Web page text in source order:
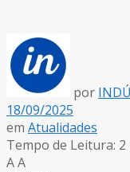
por
18/09/2025
em Atualidades
Tempo de Leitura:
AA